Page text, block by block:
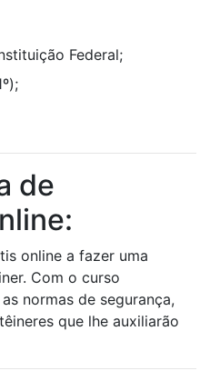
Federal;
de
online a fazer uma
Com o curso
normas de segurança,
que lhe auxiliarão